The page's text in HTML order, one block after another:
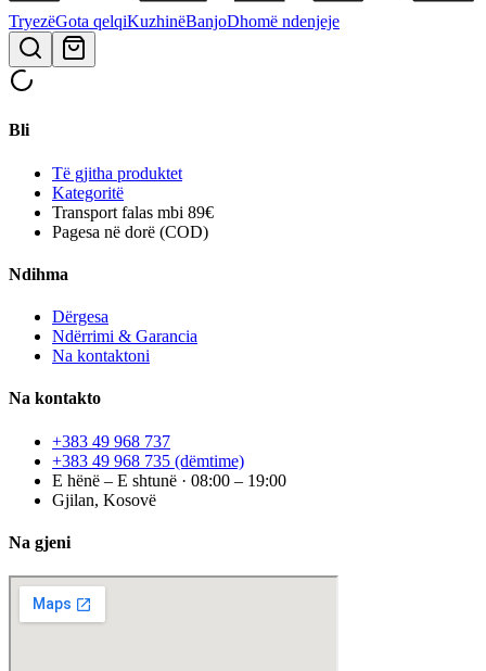
TryezëGota qelqiKuzhinëBanjoDhomë ndenjeje
Bli
Të gjitha produktet
Kategoritë
Transport falas mbi 89€
Pagesa në dorë (COD)
Ndihma
Dërgesa
Ndërrimi & Garancia
Na kontaktoni
Na kontakto
+383 49 968 737
+383 49 968 735 (dëmtime)
E hënë – E shtunë · 08:00 – 19:00
Gjilan, Kosovë
Na gjeni